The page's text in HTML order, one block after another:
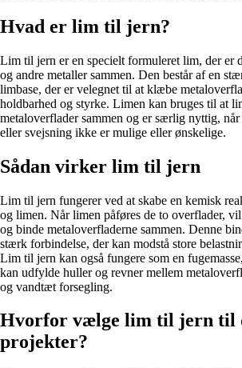
Hvad er lim til jern?
Lim til jern er en specielt formuleret lim, der er
og andre metaller sammen. Den består af en
limbase, der er velegnet til at klæbe
holdbarhed og styrke. Limen kan bruges til at
metaloverflader sammen og er særlig nyttig,
eller svejsning ikke er mulige eller ønskelige.
Sådan virker lim til jern
Lim til jern fungerer ved at skabe en kemisk
og limen. Når limen påføres de to overflader,
og binde metaloverfladerne sammen. Denne
stærk forbindelse, der kan modstå store
Lim til jern kan også fungere som en
kan udfylde huller og revner mellem
og vandtæt forsegling.
Hvorfor vælge lim til jern til
projekter?